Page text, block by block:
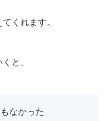
くれます。
と、
なかった